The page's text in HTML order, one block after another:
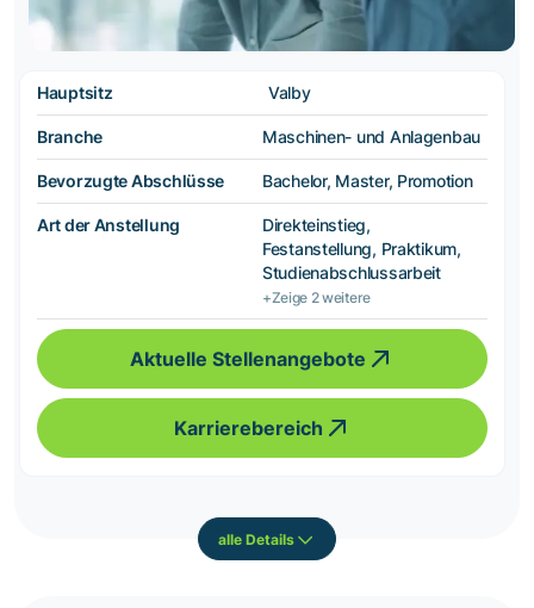
Hauptsitz Valby
Branche Maschinen- und Anlagenbau
Bevorzugte Abschlüsse Bachelor, Master, Promotion
Art der Anstellung
Direkteinstieg,
Festanstellung, Praktikum,
Studienabschlussarbeit
+Zeige 2 weitere
Aktuelle Stellenangebote
Karrierebereich
alle Details